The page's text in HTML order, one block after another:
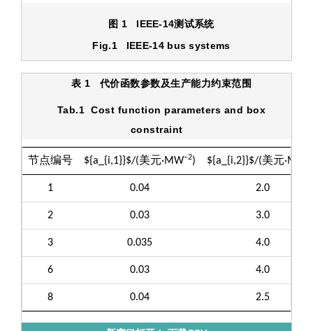
图 1 IEEE-14测试系统
Fig.1 IEEE-14 bus systems
表 1 代价函数参数及生产能力约束范围
Tab.1Cost function parameters and box
constraint
节点编号 ${a_{i,1}}$/(美元·MW−2) ${a_{i,2}}$/(美元·MW
1 0.04 2.0
2 0.03 3.0
3 0.035 4.0
6 0.03 4.0
8 0.04 2.5